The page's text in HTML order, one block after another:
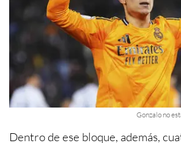
Gonzalo no
Dentro de ese bloque, además,